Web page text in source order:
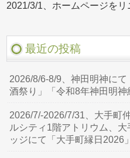
2021/3/1、ホームページをリ
最近の投稿
2026/8/6-8/9、神田明神に
酒祭り」「令和8年神田明神
2026/7/-2026/7/31、大手町
ルシティ1階アトリウム、
ッジにて「大手町縁日2026